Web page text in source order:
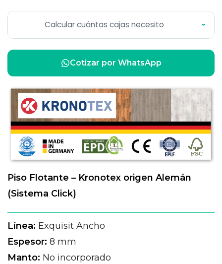
Calcular cuántas cajas necesito ›
Cotizar por WhatsApp
Piso Flotante – Kronotex origen Alemán
(Sistema Click)
Línea: Exquisit Ancho
Espesor: 8 mm
Manto: No incorporado